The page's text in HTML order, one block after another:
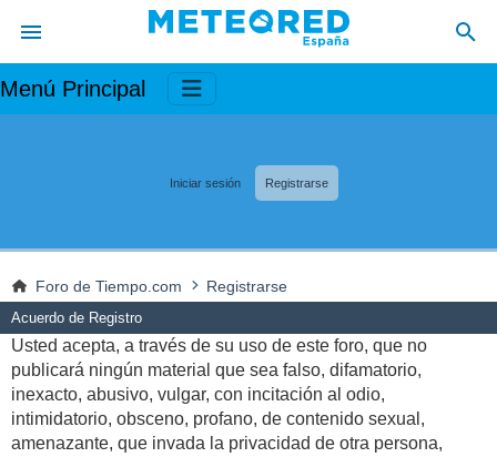
Menú Principal
Iniciar sesión Registrarse
Foro de Tiempo.com Registrarse
Acuerdo de Registro
Usted acepta, a través de su uso de este foro, que no
publicará ningún material que sea falso, difamatorio,
inexacto, abusivo, vulgar, con incitación al odio,
intimidatorio, obsceno, profano, de contenido sexual,
amenazante, que invada la privacidad de otra persona,